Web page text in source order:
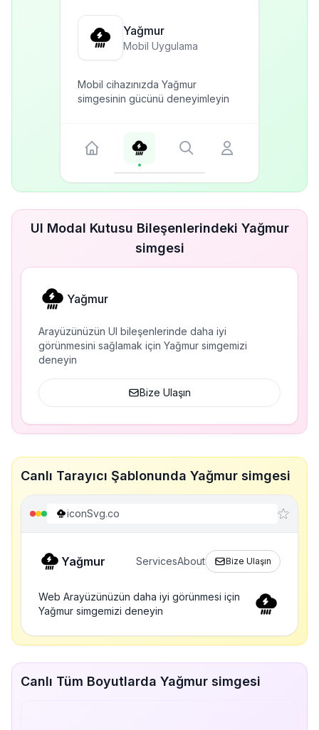
Yağmur
Mobil Uygulama
Mobil cihazınızda Yağmur
simgesinin gücünü deneyimleyin
UI Modal Kutusu Bileşenlerindeki Yağmur
simgesi
Yağmur
Arayüzünüzün UI bileşenlerinde daha iyi
görünmesini sağlamak için Yağmur simgemizi
deneyin
Bize Ulaşın
Canlı Tarayıcı Şablonunda Yağmur simgesi
iconSvg.co
Yağmur ServicesAbout Bize Ulaşın
Web Arayüzünüzün daha iyi görünmesi için
Yağmur simgemizi deneyin
Canlı Tüm Boyutlarda Yağmur simgesi